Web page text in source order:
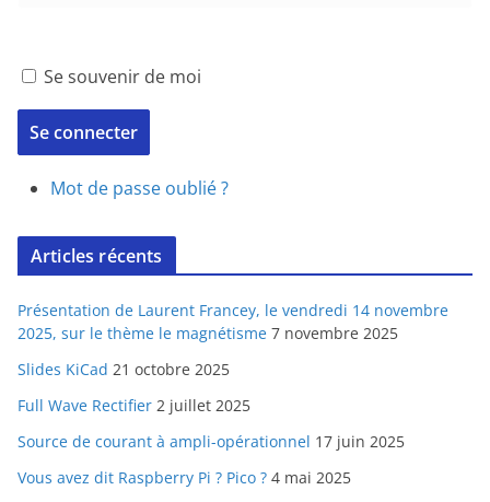
Se souvenir de moi
Se connecter
Mot de passe oublié ?
Articles récents
Présentation de Laurent Francey, le vendredi 14 novembre
2025, sur le thème le magnétisme 7 novembre 2025
Slides KiCad 21 octobre 2025
Full Wave Rectifier 2 juillet 2025
Source de courant à ampli-opérationnel 17 juin 2025
Vous avez dit Raspberry Pi ? Pico ? 4 mai 2025